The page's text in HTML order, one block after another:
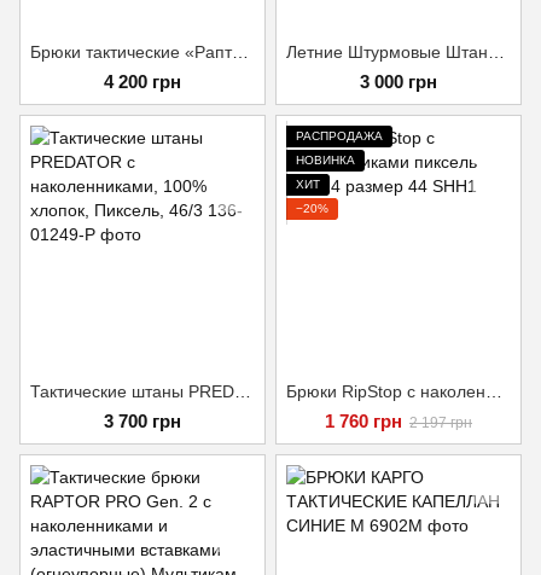
Брюки тактические «Раптор» без наколенников Койот Размер 46/4
4 200 грн 3 000 грн
3 700 грн
РАСПРОДАЖА
НОВИНКА
ХИТ
−20%
1 760 грн 2 197 грн